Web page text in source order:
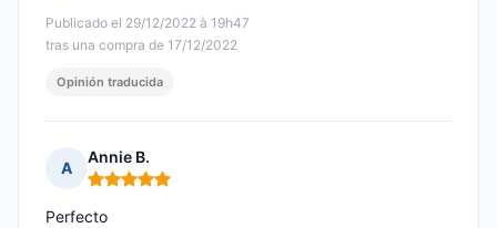
Publicado el 29/12/2022 à 19h47
tras una compra de 17/12/2022
Opinión traducida
A
Annie B.
Nota: 5 de 5
Perfecto